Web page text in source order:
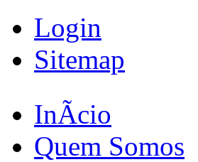
Login
Sitemap
InÃ­cio
Quem Somos